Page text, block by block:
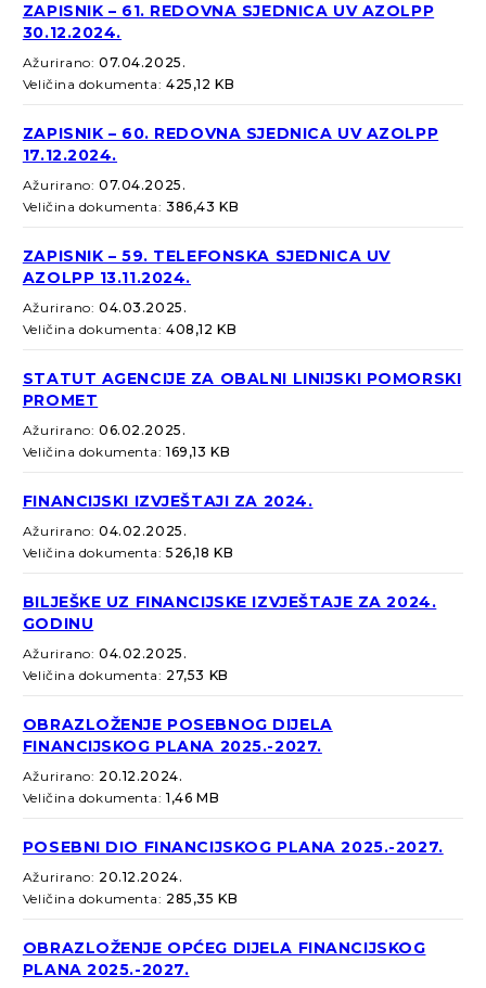
ZAPISNIK – 61. REDOVNA SJEDNICA UV AZOLPP
30.12.2024.
Ažurirano:07.04.2025.
Veličina dokumenta:425,12 KB
ZAPISNIK – 60. REDOVNA SJEDNICA UV AZOLPP
17.12.2024.
Ažurirano:07.04.2025.
Veličina dokumenta:386,43 KB
ZAPISNIK – 59. TELEFONSKA SJEDNICA UV
AZOLPP 13.11.2024.
Ažurirano:04.03.2025.
Veličina dokumenta:408,12 KB
STATUT AGENCIJE ZA OBALNI LINIJSKI POMORSKI
PROMET
Ažurirano:06.02.2025.
Veličina dokumenta:169,13 KB
FINANCIJSKI IZVJEŠTAJI ZA 2024.
Ažurirano:04.02.2025.
Veličina dokumenta:526,18 KB
BILJEŠKE UZ FINANCIJSKE IZVJEŠTAJE ZA 2024.
GODINU
Ažurirano:04.02.2025.
Veličina dokumenta: 27,53 KB
OBRAZLOŽENJE POSEBNOG DIJELA
FINANCIJSKOG PLANA 2025.-2027.
Ažurirano: 20.12.2024.
Veličina dokumenta:1,46 MB
POSEBNI DIO FINANCIJSKOG PLANA 2025.-2027.
Ažurirano: 20.12.2024.
Veličina dokumenta: 285,35 KB
OBRAZLOŽENJE OPĆEG DIJELA FINANCIJSKOG
PLANA 2025.-2027.